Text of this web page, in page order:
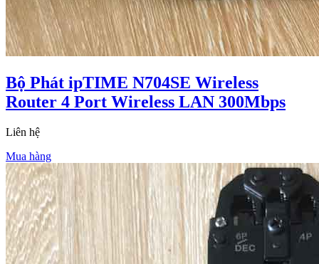
Bộ Phát ipTIME N704SE Wireless
Router 4 Port Wireless LAN 300Mbps
Liên hệ
Mua hàng